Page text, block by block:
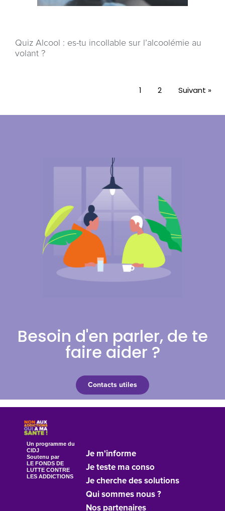
Quiz Alcool : es-tu incollable sur l’alcoolémie au
volant ?
1 2 Suivant »
Besoin d'en parler, de te
faire aider ?
Contacts utiles
Un programme du
CIDJ
Soutenu par
LE FONDS DE
LUTTE CONTRE
LES ADDICTIONS
Je m'informe
Je teste ma conso
Je cherche des solutions
Qui sommes nous ?
Nos partenaires